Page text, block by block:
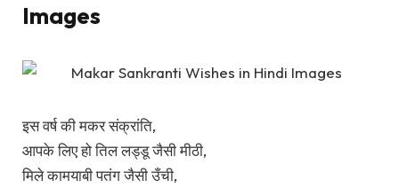
Images
इस वर्ष की मकर संक्रांति,
आपके लिए हो तिल लड्डू जैसी मीठी,
मिले कामयाबी पतंग जैसी उँची,